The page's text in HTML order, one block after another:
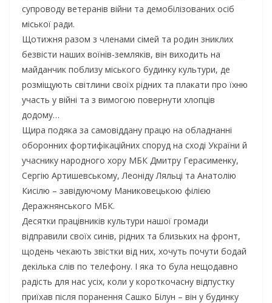
супроводу ветеранів війни та демобілізованих осіб
міської ради.
Щотижня разом з членами сімей та родин зниклих
безвісти наших воїнів-земляків, він виходить на
майданчик поблизу міського будинку культури, де
розміщують світлини своїх рідних та плакати про їхню
участь у війні та з вимогою повернути хлопців
додому…
Щира подяка за самовіддану працю на обладнанні
оборонних фортифікаційних споруд на сході України й
учаснику народного хору МБК Дмитру Герасименку,
Сергію Артишевському, Леоніду Ляльці та Анатолію
Кисілю – завідуючому Маниковецькою філією
Деражнянського МБК.
Десятки працівників культури нашої громади
відправили своїх синів, рідних та близьких на фронт,
щодень чекають звістки від них, хочуть почути бодай
декілька слів по телефону. І яка то була нещодавно
радість для нас усіх, коли у короткочасну відпустку
приїхав після поранення Сашко Білун – він у будинку